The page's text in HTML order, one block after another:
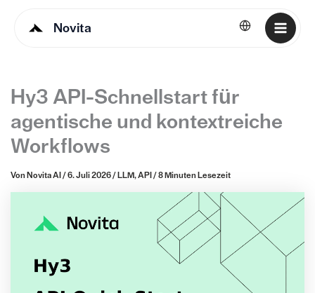
Novita Deutsch
Hy3 API-Schnellstart für
agentische und kontextreiche
Workflows
Von Novita AI / 6. Juli 2026/ LLM,API / 8 Minuten Lesezeit